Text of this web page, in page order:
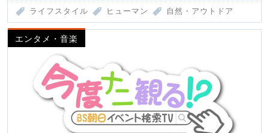
ライフスタイル ヒューマン 自然・アウトドア
エンタメ・音楽